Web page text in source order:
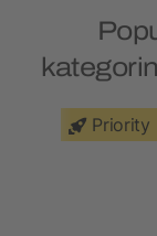
Priority